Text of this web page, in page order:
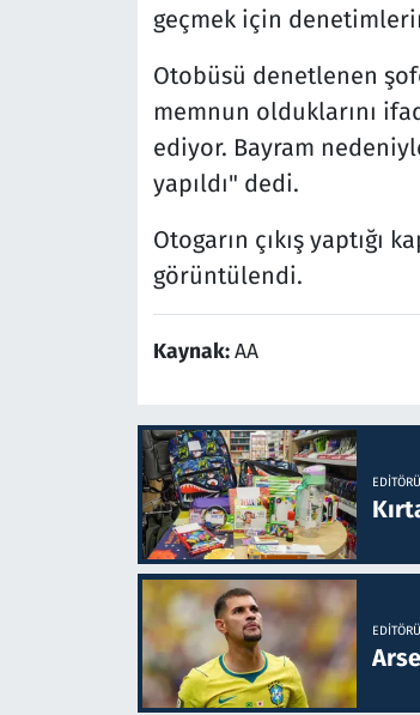
geçmek için
Otobüsü denetlenen
memnun olduklarını
ediyor. Bayram
yapıldı" dedi.
Otogarın çıkış
görüntülendi.
Kaynak:AA